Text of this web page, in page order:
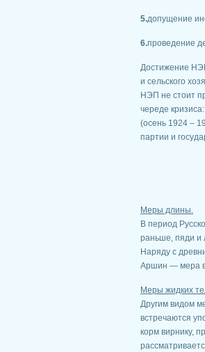
5.допущение
6.проведение
Достижение
и сельского
НЭП не стоит
череде
(осень 1924 –
партии и
Меры длины.
В период
раньше, пяди и
Наряду с
Аршин — мера
Меры жидких
Другим видом
встречаются
корм вирнику,